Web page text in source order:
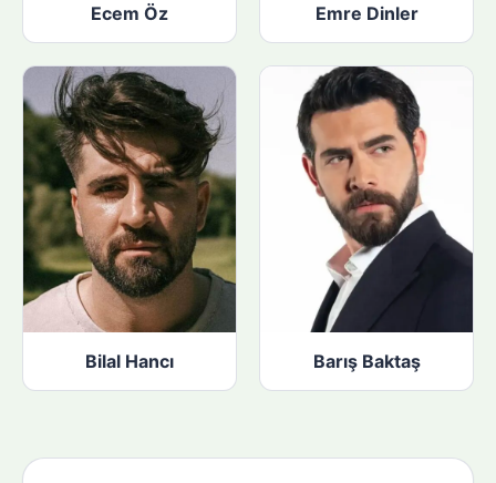
Ecem Öz Emre Dinler
Bilal Hancı Barış Baktaş